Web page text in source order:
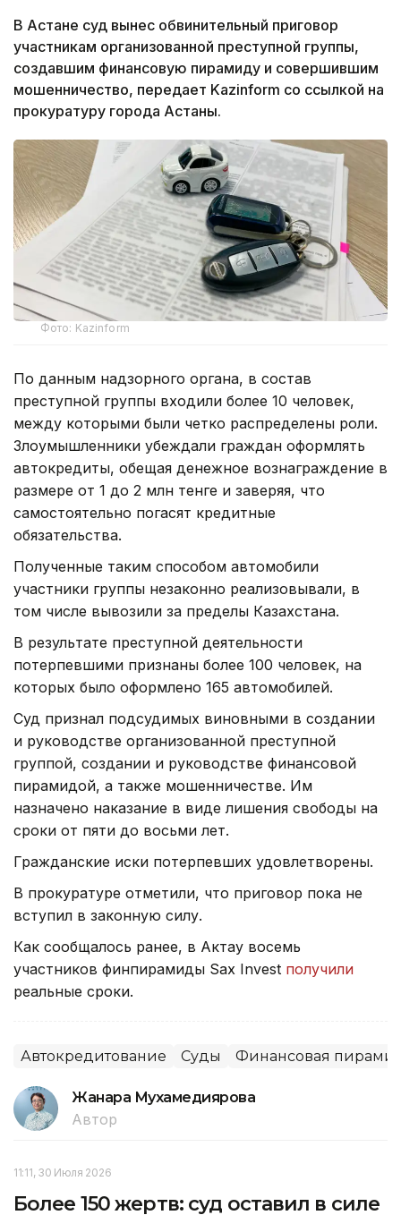
В Астане суд вынес обвинительный приговор
участникам организованной преступной группы,
создавшим финансовую пирамиду и совершившим
мошенничество, передает Kazinform со ссылкой на
прокуратуру города Астаны.
Фото: Kazinform
По данным надзорного органа, в состав
преступной группы входили более 10 человек,
между которыми были четко распределены роли.
Злоумышленники убеждали граждан оформлять
автокредиты, обещая денежное вознаграждение в
размере от 1 до 2 млн тенге и заверяя, что
самостоятельно погасят кредитные
обязательства.
Полученные таким способом автомобили
участники группы незаконно реализовывали, в
том числе вывозили за пределы Казахстана.
В результате преступной деятельности
потерпевшими признаны более 100 человек, на
которых было оформлено 165 автомобилей.
Суд признал подсудимых виновными в создании
и руководстве организованной преступной
группой, создании и руководстве финансовой
пирамидой, а также мошенничестве. Им
назначено наказание в виде лишения свободы на
сроки от пяти до восьми лет.
Гражданские иски потерпевших удовлетворены.
В прокуратуре отметили, что приговор пока не
вступил в законную силу.
Как сообщалось ранее, в Актау восемь
участников финпирамиды Sax Invest получили
реальные сроки.
Автокредитование Суды Финансовая
Жанара Мухамедиярова
Автор
11:11, 30 Июля 2026
Более 150 жертв: суд оставил в силе